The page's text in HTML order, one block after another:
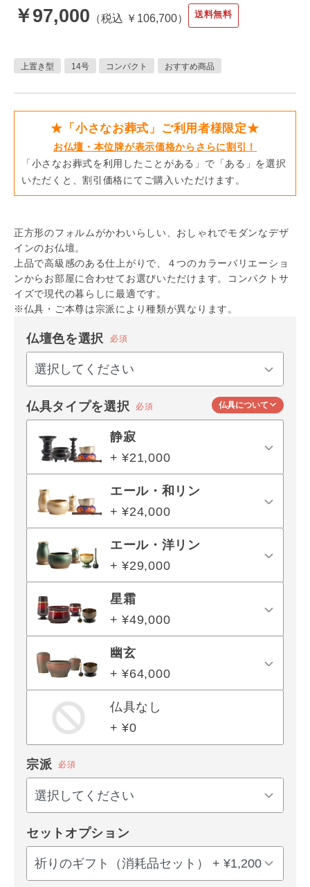
￥97,000 税込 ￥106,700 送料無料
上置き型 14号 コンパクト おすすめ商品
★「小さなお葬式」ご利用者様限定★
お仏壇・本位牌が表示価格からさらに割引！
「小さなお葬式を利用したことがある」で「ある」を選択
いただくと、割引価格にてご購入いただけます。
正方形のフォルムがかわいらしい、おしゃれでモダンなデザ
インのお仏壇。
上品で高級感のある仕上がりで、４つのカラーバリエーショ
ンからお部屋に合わせてお選びいただけます。コンパクトサ
イズで現代の暮らしに最適です。
※仏具・ご本尊は宗派により種類が異なります。
仏壇色を選択 必須
仏具タイプを選択 必須 仏具について
静寂
+ ¥21,000
エール・和リン
+ ¥24,000
エール・洋リン
+ ¥29,000
星霜
+ ¥49,000
幽玄
+ ¥64,000
仏具なし
+ ¥0
宗派 必須
セットオプション